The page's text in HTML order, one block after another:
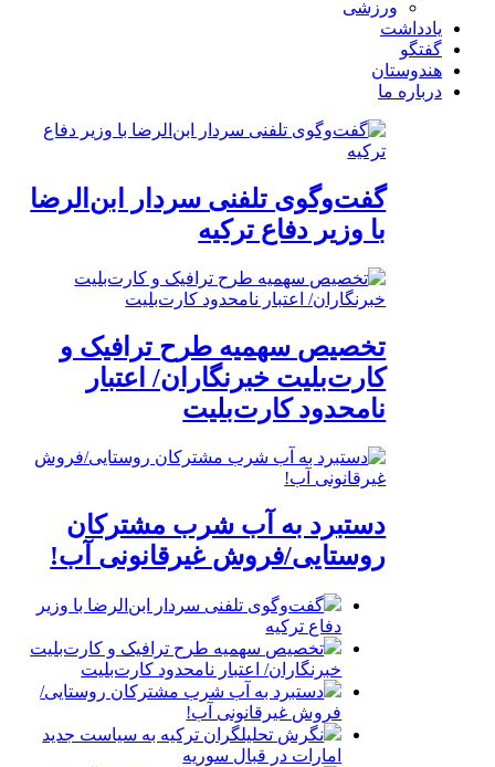
ورزشی
یادداشت
گفتگو
هندوستان
درباره ما
گفت‌وگوی تلفنی سردار ابن‌الرضا
با وزیر دفاع ترکیه
تخصیص سهمیه طرح ترافیک و
کارت‌بلیت خبرنگاران/ اعتبار
نامحدود کارت‌بلیت
دستبرد به آب شرب مشترکان
روستایی/فروش غیرقانونی آب!
گفت‌وگوی تلفنی سردار ابن‌الرضا با وزیر
دفاع ترکیه
تخصیص سهمیه طرح ترافیک و کارت‌بلیت
خبرنگاران/ اعتبار نامحدود کارت‌بلیت
دستبرد به آب شرب مشترکان روستایی/
فروش غیرقانونی آب!
نگرش تحلیلگران ترکیه به سیاست جدید
امارات در قبال سوریه